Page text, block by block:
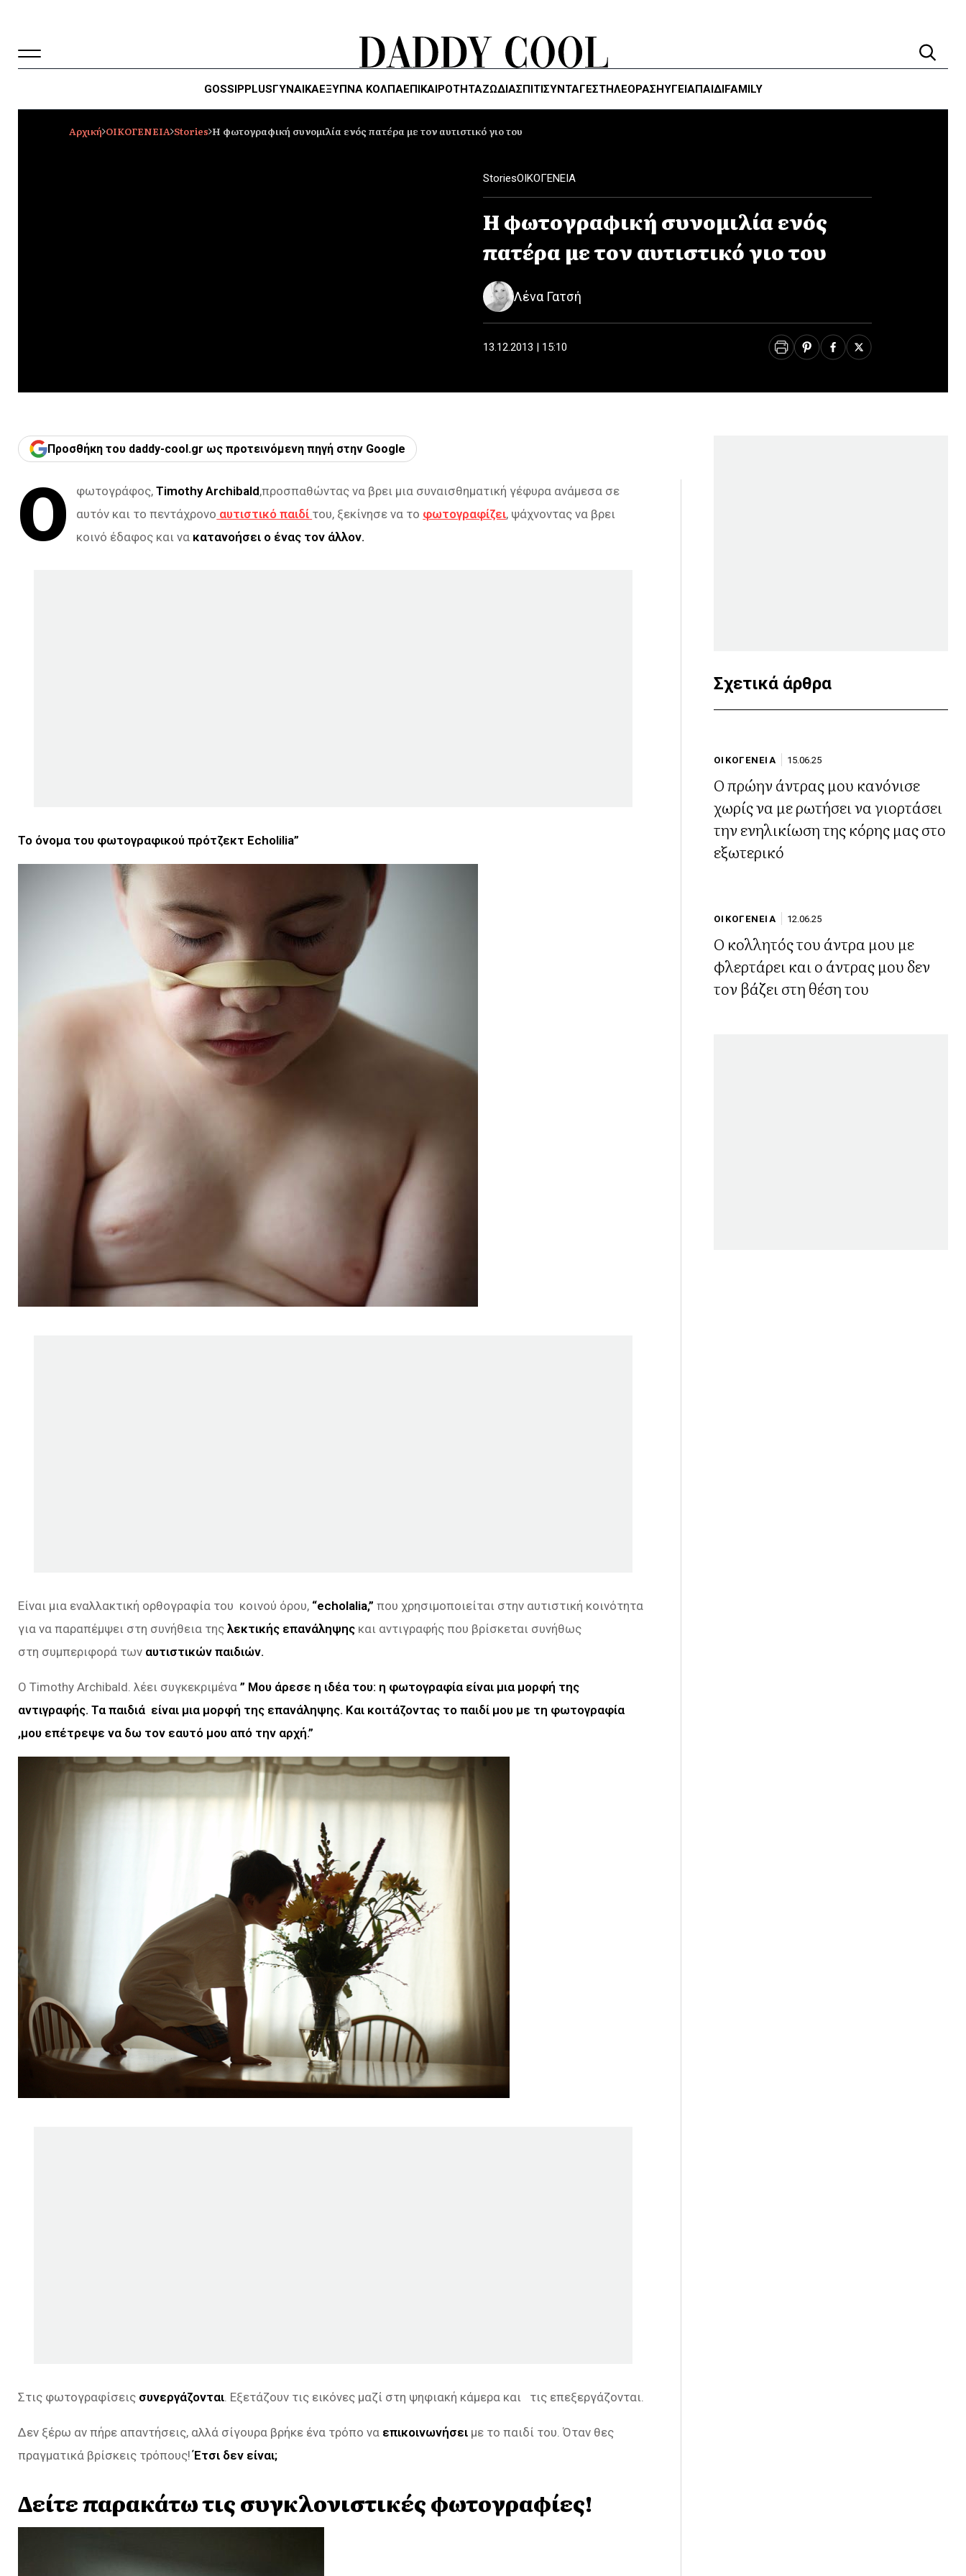
GOSSIPPLUSΓΥΝΑΙΚΑΈΞΥΠΝΑ ΚΌΛΠΑΕΠΙΚΑΙΡΟΤΗΤΑΖΏΔΙΑΣΠΙΤΙΣΥΝΤΑΓΕΣΤΗΛΕΌΡΑΣΗΥΓΕΊΑΠΑΙΔΙFAMILY
Αρχική ΟΙΚΟΓΕΝΕΙΑ Stories Η φωτογραφική συνομιλία ενός πατέρα με τον αυτιστικό γιο του
StoriesΟΙΚΟΓΕΝΕΙΑ
Η φωτογραφική συνομιλία ενός
πατέρα με τον αυτιστικό γιο του
Λένα Γατσή
13.12.2013 | 15:10
Προσθήκη του daddy-cool.gr ως προτεινόμενη πηγή στην Google
Ο φωτογράφος,Timothy Archibald,προσπαθώντας να βρει μια συναισθηματική γέφυρα ανάμεσα σε
αυτόν και το πεντάχρονο αυτιστικό παιδί του, ξεκίνησε να το φωτογραφίζει, ψάχνοντας να βρει
κοινό έδαφος και να κατανοήσει ο ένας τον άλλον.
Το όνομα του φωτογραφικού πρότζεκτ Echolilia”
Είναι μια εναλλακτική ορθογραφία του κοινού όρου, “echolalia,” που χρησιμοποιείται στην αυτιστική κοινότητα
για να παραπέμψει στη συνήθεια της λεκτικής επανάληψης και αντιγραφής που βρίσκεται συνήθως
στη συμπεριφορά των αυτιστικών παιδιών.
Ο Timothy Archibald. λέει συγκεκριμένα ” Μου άρεσε η ιδέα του: η φωτογραφία είναι μια μορφή της
αντιγραφής. Τα παιδιά είναι μια μορφή της επανάληψης. Και κοιτάζοντας το παιδί μου με τη φωτογραφία
,μου επέτρεψε να δω τον εαυτό μου από την αρχή.”
Στις φωτογραφίσεις συνεργάζονται. Εξετάζουν τις εικόνες μαζί στη ψηφιακή κάμερα και τις επεξεργάζονται.
Δεν ξέρω αν πήρε απαντήσεις, αλλά σίγουρα βρήκε ένα τρόπο να επικοινωνήσει με το παιδί του. Όταν θες
πραγματικά βρίσκεις τρόπους!Έτσι δεν είναι;
Δείτε παρακάτω τις συγκλονιστικές φωτογραφίες!
Σχετικά άρθρα
ΟΙΚΟΓΕΝΕΙΑ 15.06.25
Ο πρώην άντρας μου κανόνισε
χωρίς να με ρωτήσει να γιορτάσει
την ενηλικίωση της κόρης μας στο
εξωτερικό
ΟΙΚΟΓΕΝΕΙΑ 12.06.25
Ο κολλητός του άντρα μου με
φλερτάρει και ο άντρας μου δεν
τον βάζει στη θέση του